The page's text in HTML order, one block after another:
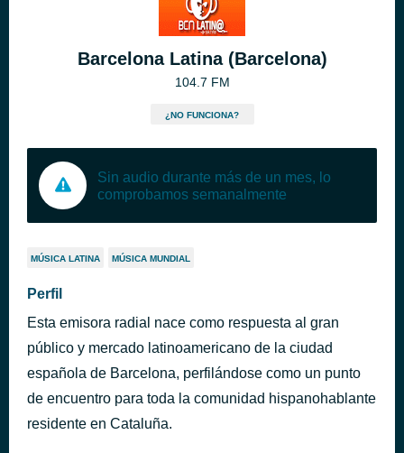
Barcelona Latina (Barcelona)
104.7 FM
¿NO FUNCIONA?
Sin audio durante más de un mes, lo
comprobamos semanalmente
MÚSICA LATINA MÚSICA MUNDIAL
Perfil
Esta emisora radial nace como respuesta al gran
público y mercado latinoamericano de la ciudad
española de Barcelona, perfilándose como un punto
de encuentro para toda la comunidad hispanohablante
residente en Cataluña.